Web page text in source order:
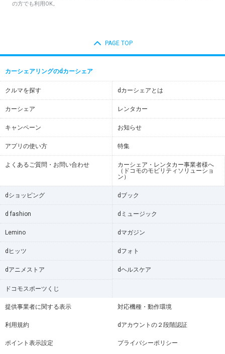
の方でも利用OK。
PAGE TOP
カーシェアリングのdカーシェア
クルマを探す dカーシェアとは
カーシェア レンタカー
キャンペーン お知らせ
アプリの使い方 特集
よくあるご質問・お問い合わせ
カーシェア・レンタカー事業者様へ
（ドコモのモビリティソリューショ
ン）
dショッピング dブック
d fashion dミュージック
Lemino dマガジン
dヒッツ dフォト
dアニメストア dヘルスケア
ドコモスポーツくじ
提供事業者に関する表示 対応機種・動作環境
利用規約 dアカウントの２段階認証
ポイント表示設定 プライバシーポリシー